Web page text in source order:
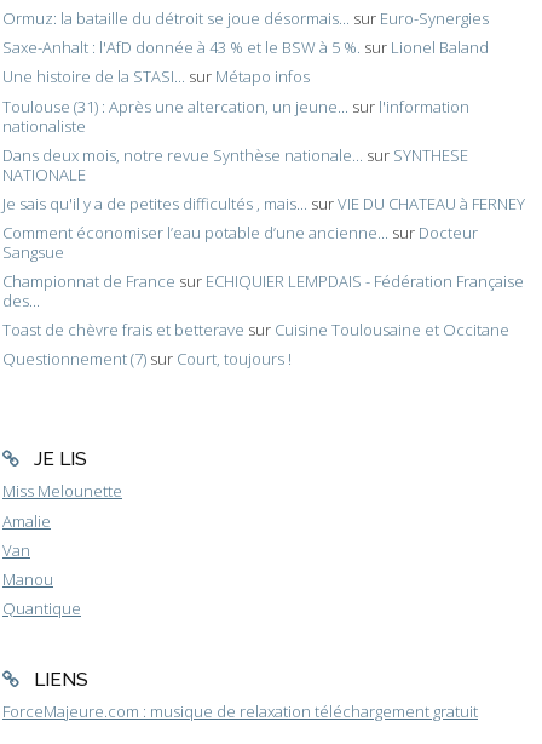
Ormuz: la bataille du détroit se joue désormais... sur Euro-Synergies
Saxe-Anhalt : l'AfD donnée à 43 % et le BSW à 5 %. sur Lionel Baland
Une histoire de la STASI... sur Métapo infos
Toulouse (31) : Après une altercation, un jeune...
sur l'information
nationaliste
Dans deux mois, notre revue Synthèse nationale... sur SYNTHESE
NATIONALE
Je sais qu'il y a de petites difficultés , mais... surVIE DU CHATEAU à FERNEY
Comment économiser l’eau potable d’une ancienne... sur Docteur
Sangsue
Championnat de France sur ECHIQUIER LEMPDAIS - Fédération Française
des...
Toast de chèvre frais et betterave sur Cuisine Toulousaine et Occitane
Questionnement (7) sur Court, toujours !
JE LIS
Miss Melounette
Amalie
Van
Manou
Quantique
LIENS
ForceMajeure.com : musique de relaxation téléchargement gratuit